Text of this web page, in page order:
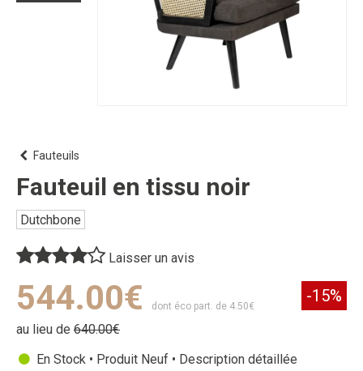
Fauteuils
Fauteuil en tissu noir
Dutchbone
Laisser un avis
-15%
544.00€ dont éco part. de 4.50€
au lieu de 640.00€
En Stock • Produit Neuf • Description détaillée